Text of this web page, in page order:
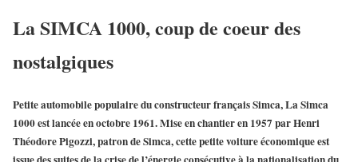
La SIMCA 1000, coup de coeur des
nostalgiques
Petite automobile populaire du constructeur français Simca, LaSimca
1000est lancée en octobre 1961. Mise en chantier en 1957 par Henri
Théodore Pigozzi, patron de Simca, cette petite voiture économique est